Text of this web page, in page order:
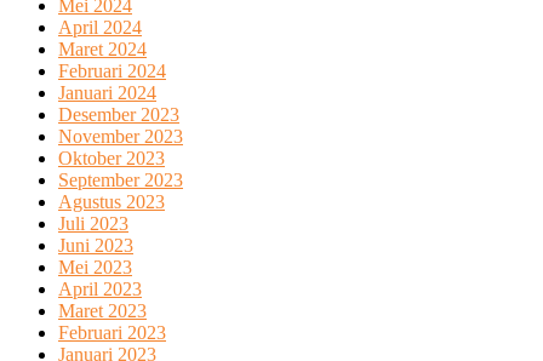
Mei 2024
April 2024
Maret 2024
Februari 2024
Januari 2024
Desember 2023
November 2023
Oktober 2023
September 2023
Agustus 2023
Juli 2023
Juni 2023
Mei 2023
April 2023
Maret 2023
Februari 2023
Januari 2023